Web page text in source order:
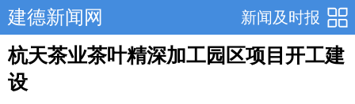
新闻及时报
建德新闻网
杭天茶业茶叶精深加工园区项目开工建
设